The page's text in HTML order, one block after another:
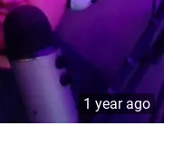
1 year ago